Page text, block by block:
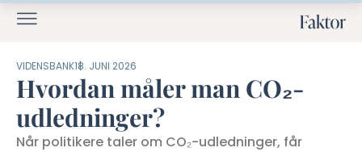
VIDENSBANK18. JUNI 2026
Hvordan måler man CO₂-
udledninger?
Når politikere taler om CO₂-udledninger, får